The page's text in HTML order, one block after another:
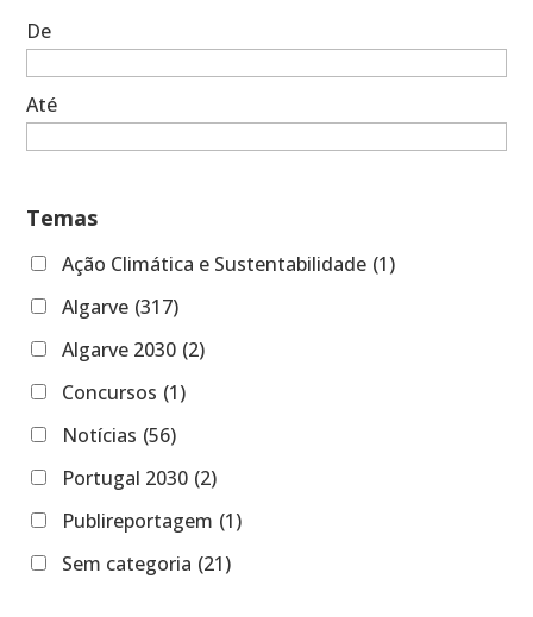
De
Até
Temas
Ação Climática e Sustentabilidade (1)
Algarve (317)
Algarve 2030 (2)
Concursos (1)
Notícias (56)
Portugal 2030 (2)
Publireportagem (1)
Sem categoria (21)